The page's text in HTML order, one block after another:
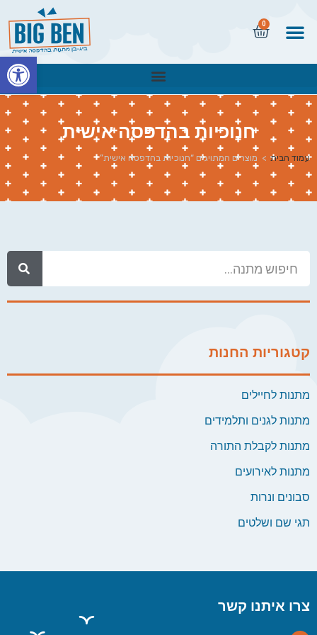
0
חנוכיות בהדפסה אישית
עמוד הבית > מוצרים המתויגים “חנוכיות בהדפסה אישית”
קטגוריות החנות
מתנות לחיילים
מתנות לגנים ותלמידים
מתנות לקבלת התורה
מתנות לאירועים
סבונים ונרות
תגי שם ושלטים
צרו איתנו קשר